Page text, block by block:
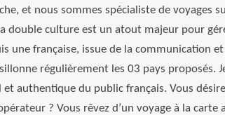
et nous sommes spécialiste de voyages
double culture est un atout majeur pour
une française, issue de la communication et
régulièrement les 03 pays proposés.
authentique du public français. Vous
? Vous rêvez d’un voyage à la carte